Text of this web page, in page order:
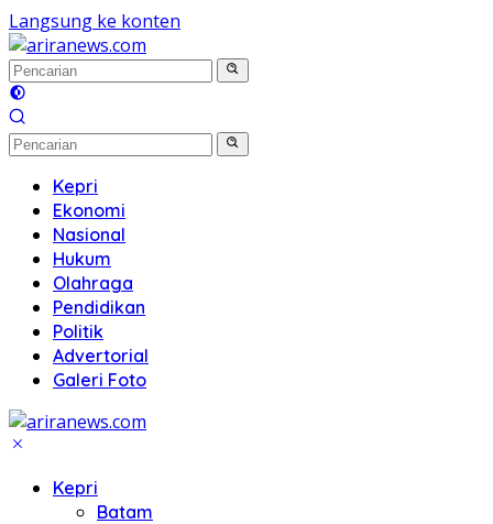
Langsung ke konten
Kepri
Ekonomi
Nasional
Hukum
Olahraga
Pendidikan
Politik
Advertorial
Galeri Foto
Kepri
Batam